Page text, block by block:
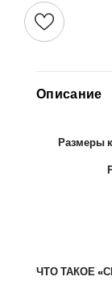
Описание
Размеры
ЧТО ТАКОЕ